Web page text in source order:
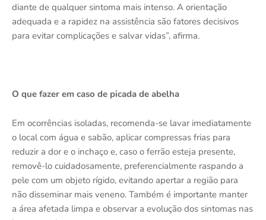
diante de qualquer sintoma mais intenso. A orientação
adequada e a rapidez na assistência são fatores decisivos
para evitar complicações e salvar vidas”, afirma.
O que fazer em caso de picada de abelha
Em ocorrências isoladas, recomenda-se lavar imediatamente
o local com água e sabão, aplicar compressas frias para
reduzir a dor e o inchaço e, caso o ferrão esteja presente,
removê-lo cuidadosamente, preferencialmente raspando a
pele com um objeto rígido, evitando apertar a região para
não disseminar mais veneno. Também é importante manter
a área afetada limpa e observar a evolução dos sintomas nas